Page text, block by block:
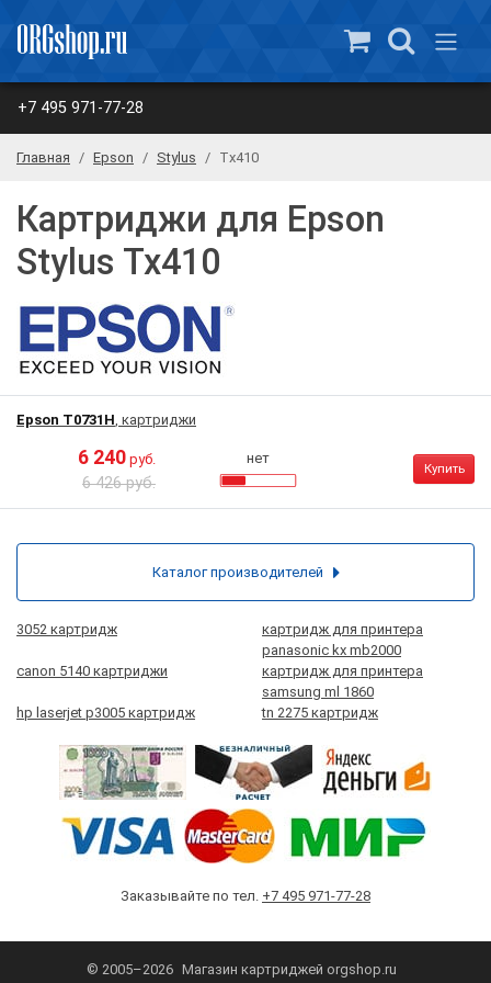
+7 495 971-77-28
Главная Epson Stylus Tx410
Картриджи для Epson
Stylus Tx410
Epson T0731H, картриджи
6 240 руб.
6 426 руб.
нет
Купить
3052 картридж
картридж для принтера
panasonic kx mb2000
canon 5140 картриджи
картридж для принтера
samsung ml 1860
hp laserjet p3005 картридж
tn 2275 картридж
Заказывайте по тел. +7 495 971-77-28
© 2005–2026 Магазин картриджей orgshop.ru